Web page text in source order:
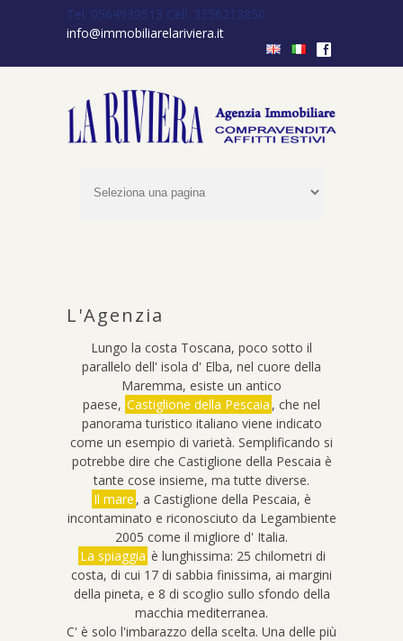
Tel. 0564939513 Cell. 3356213850
info@immobiliarelariviera.it
f
L'Agenzia
Lungo la costa Toscana, poco sotto il
parallelo dell' isola d' Elba, nel cuore della
Maremma, esiste un antico
paese, Castiglione della Pescaia , che nel
panorama turistico italiano viene indicato
come un esempio di varietà. Semplificando si
potrebbe dire che Castiglione della Pescaia è
tante cose insieme, ma tutte diverse.
Il mare , a Castiglione della Pescaia, è
incontaminato e riconosciuto da Legambiente
2005 come il migliore d' Italia.
La spiaggia è lunghissima: 25 chilometri di
costa, di cui 17 di sabbia finissima, ai margini
della pineta, e 8 di scoglio sullo sfondo della
macchia mediterranea.
C' è solo l'imbarazzo della scelta. Una delle più